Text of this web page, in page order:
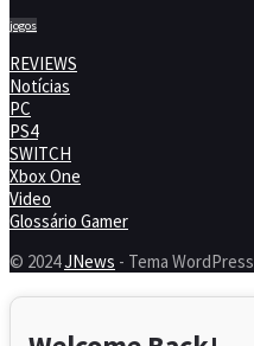
jogos
REVIEWS
Notícias
PC
PS4
SWITCH
Xbox One
Video
Glossário Gamer
© 2024JNews - Tema WordPress